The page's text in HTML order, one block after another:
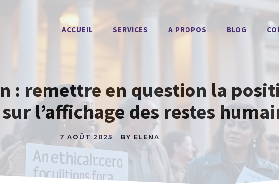
ACCUEIL SERVICES A PROPOS BLOG
: remettre en question la
l’affichage des restes
7 AOÛT 2025 BY ELENA